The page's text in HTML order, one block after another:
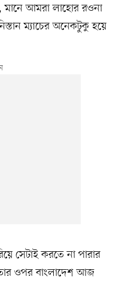
মানে আমরা লাহোর রওনা
ম্যাচের অনেকটুকু হয়ে
সেটাই করতে না পারার
ওপর বাংলাদেশ আজ